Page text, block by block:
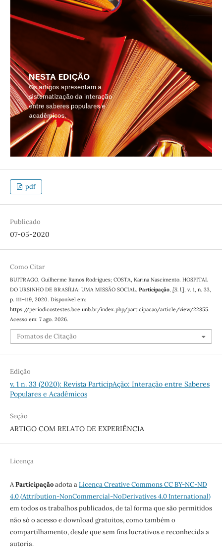
pdf
Publicado
07-05-2020
Como Citar
BUITRAGO, Guilherme Ramos Rodrigues; COSTA, Karina Nascimento. HOSPITAL
DO URSINHO DE BRASÍLIA: UMA MISSÃO SOCIAL. Participação, [S. l.], v. 1, n. 33,
p. 111–119, 2020. Disponível em:
https://periodicostestes.bce.unb.br/index.php/participacao/article/view/22855.
Acesso em: 7 ago. 2026.
Fomatos de Citação
Edição
v. 1 n. 33 (2020): Revista ParticipAção: Interação entre Saberes
Populares e Acadêmicos
Seção
ARTIGO COM RELATO DE EXPERIÊNCIA
Licença
AParticipaçãoadota aLicençaCreative Commons CC BY-NC-ND
4.0 (Attribution-NonCommercial-NoDerivatives 4.0 International)
em todos os trabalhos publicados, de tal forma que são permitidos
não só o acesso e download gratuitos, como também o
compartilhamento, desde que sem fins lucrativos e reconhecida a
autoria.